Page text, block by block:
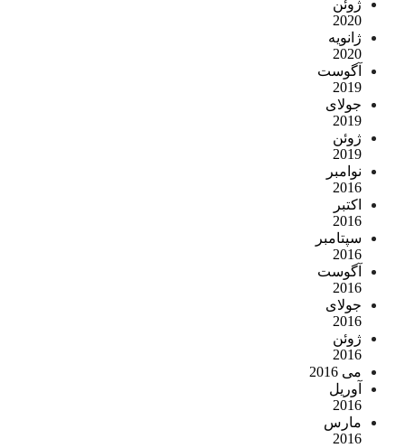
ژوئن
2020
ژانویه
2020
آگوست
2019
جولای
2019
ژوئن
2019
نوامبر
2016
اکتبر
2016
سپتامبر
2016
آگوست
2016
جولای
2016
ژوئن
2016
می 2016
آوریل
2016
مارس
2016